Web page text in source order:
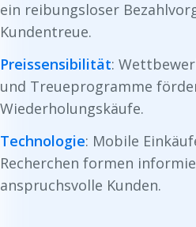
ein reibungsloser
Kundentreue.
Preissensibilität:
und Treueprogramme
Wiederholungskäufe.
Technologie: Mobile
Recherchen formen
anspruchsvolle Kunden.